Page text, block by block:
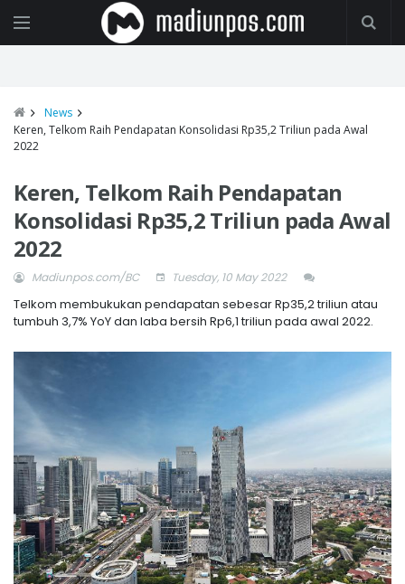
News
Keren, Telkom Raih Pendapatan Konsolidasi Rp35,2 Triliun pada Awal
2022
Keren, Telkom Raih Pendapatan
Konsolidasi Rp35,2 Triliun pada Awal
2022
Madiunpos.com/BC Tuesday, 10 May 2022
Telkom membukukan pendapatan sebesar Rp35,2 triliun atau
tumbuh 3,7% YoY dan laba bersih Rp6,1 triliun pada awal 2022.